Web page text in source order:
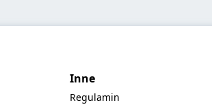
Inne
Regulamin